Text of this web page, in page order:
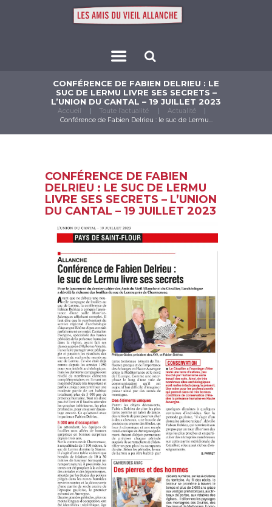
CONFÉRENCE DE FABIEN DELRIEU : LE
SUC DE LERMU LIVRE SES SECRETS –
L’UNION DU CANTAL – 19 JUILLET 2023
Accueil Toute l’actualité
Actualité
Conférence de Fabien Delrieu : le suc de Lermu...
CONFÉRENCE DE FABIEN
DELRIEU : LE SUC DE LERMU
LIVRE SES SECRETS – L’UNION
DU CANTAL – 19 JUILLET 2023